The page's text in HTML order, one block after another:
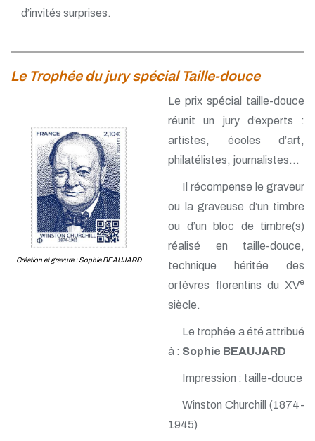
d’invités surprises.
Le Trophée du jury spécial Taille-douce
Création et gravure : Sophie BEAUJARD
Le prix spécial taille-douce
réunit un jury d’experts :
artistes, écoles d’art,
philatélistes, journalistes…
Il récompense le graveur
ou la graveuse d’un timbre
ou d’un bloc de timbre(s)
réalisé en taille-douce,
technique héritée des
orfèvres florentins du XVe
siècle.
Le trophée a été attribué
à : Sophie BEAUJARD
Impression : taille-douce
Winston Churchill (1874-
1945)